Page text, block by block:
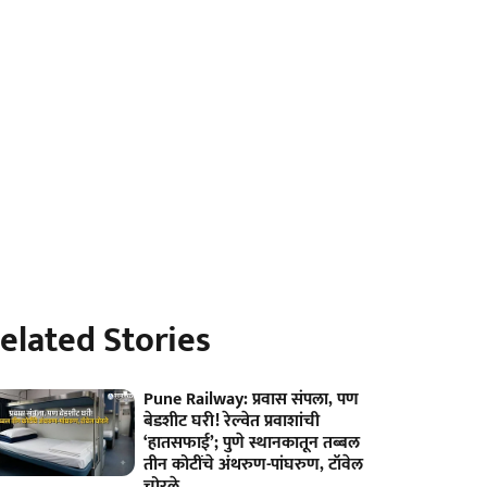
Stories
Pune Railway: प्रवास संपला, पण
बेडशीट घरी! रेल्वेत प्रवाशांची
‘हातसफाई’; पुणे स्थानकातून तब्बल
तीन कोटींचे अंथरुण-पांघरुण, टॉवेल